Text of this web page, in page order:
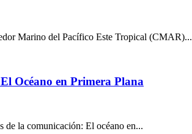
Marino del Pacífico Este Tropical (CMAR)...
Océano en Primera Plana
de la comunicación: El océano en...